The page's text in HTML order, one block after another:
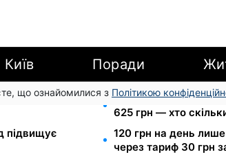
Київ Поради
що ознайомилися з Політикою
до 540 грн
Пенсія для III групи
625 грн — хто
підвищує
120 грн на день
через тариф 30 грн